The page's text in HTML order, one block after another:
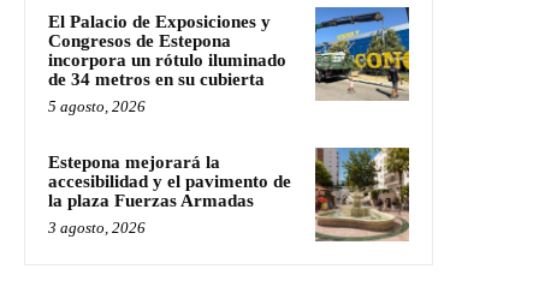
El Palacio de Exposiciones y
Congresos de Estepona
incorpora un rótulo iluminado
de 34 metros en su cubierta
5 agosto, 2026
Estepona mejorará la
accesibilidad y el pavimento de
la plaza Fuerzas Armadas
3 agosto, 2026